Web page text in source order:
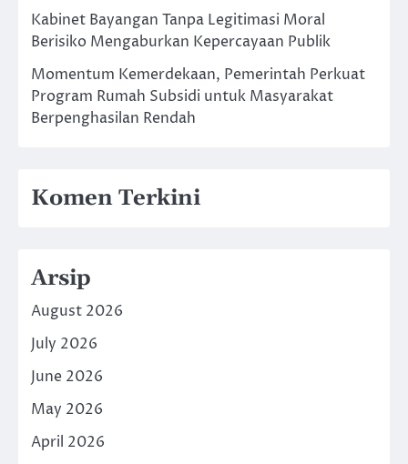
Kabinet Bayangan Tanpa Legitimasi Moral
Berisiko Mengaburkan Kepercayaan Publik
Momentum Kemerdekaan, Pemerintah Perkuat
Program Rumah Subsidi untuk Masyarakat
Berpenghasilan Rendah
Komen Terkini
Arsip
August 2026
July 2026
June 2026
May 2026
April 2026